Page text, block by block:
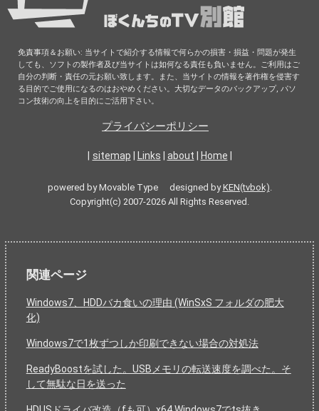
免責事項＆お願い: 当サイトで紹介する情報で何らかの損害・損益・問題が発生
しても、ソフトの製作者及び当サイトは如何なる責任も負いません。ご利用はご
自分の判断・責任の元お願い致します。また、当サイトの情報を著作権を侵害す
る目的でご使用になるのはおやめください。大切なデータのバックアップ, パソ
コン技術の向上を目的にご活用下さい。
プライバシーポリシー
sitemap Links about Home
powered by Movable Type designed byKEN(tvbok)
Copyright(c) 2007-2026 All Rights Reserved.
関連ページ
Windows7、HDDバカ食いの理由 (WinSxS フォルダの肥大
化)
Windows7で1枚ずつしか印刷できない場合の対処法
ReadyBoostを試した。USBメモリの転送速度を調べた。そ
して無駄な日を送った